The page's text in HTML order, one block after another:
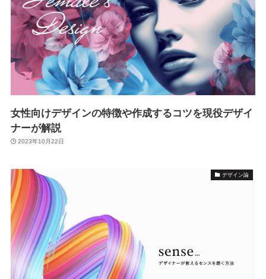
女性向けデザインの特徴や作成するコツを現役デザイ
ナーが解説
2023年10月22日
デザイン論